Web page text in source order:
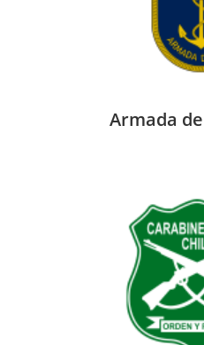
Armada